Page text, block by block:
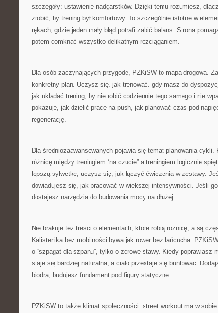
szczegóły: ustawienie nadgarstków. Dzięki temu rozumiesz,
zrobić, by trening był komfortowy. To szczególnie istotne w
rękach, gdzie jeden mały błąd potrafi zabić balans. Strona
potem domknąć wszystko delikatnym rozciąganiem.
Dla osób zaczynających przygodę, PZKiSW to mapa drogowa.
konkretny plan. Uczysz się, jak trenować, gdy masz do
jak układać trening, by nie robić codziennie tego samego i nie
pokazuje, jak dzielić pracę na push, jak planować czas pod
regenerację.
Dla średniozaawansowanych pojawia się temat planowania cykli.
różnicę między treningiem “na czucie” a treningiem logicznie
lepszą sylwetkę, uczysz się, jak łączyć ćwiczenia w zestawy.
dowiadujesz się, jak pracować w większej intensywności. Jeśli
dostajesz narzędzia do budowania mocy na dłużej.
Nie brakuje też treści o elementach, które robią różnicę, a są
Kalistenika bez mobilności bywa jak rower bez łańcucha.
o “szpagat dla szpanu”, tylko o zdrowe stawy. Kiedy poprawiasz
staje się bardziej naturalna, a ciało przestaje się buntować.
biodra, budujesz fundament pod figury statyczne.
PZKiSW to także klimat społeczności: street workout ma w